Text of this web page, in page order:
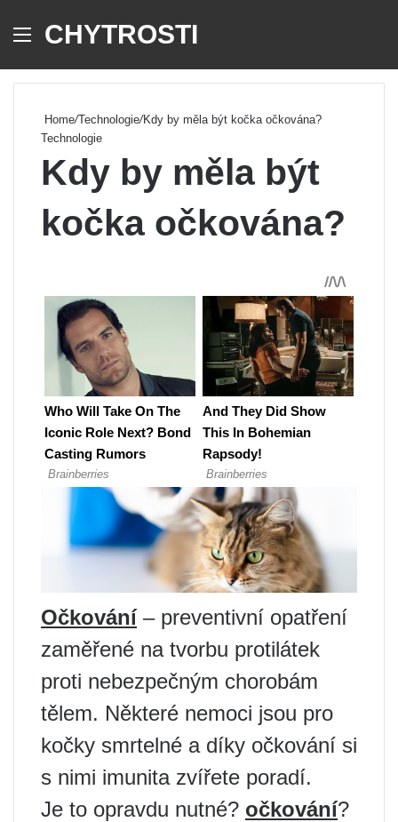
Menu
CHYTROSTI
Home/Technologie/Kdy by měla být kočka očkována?
Technologie
Kdy by měla být
kočka očkována?
Očkování– preventivní opatření
zaměřené na tvorbu protilátek
proti nebezpečným chorobám
tělem. Některé nemoci jsou pro
kočky smrtelné a díky očkování si
s nimi imunita zvířete poradí.
Je to opravdu nutné? očkování?